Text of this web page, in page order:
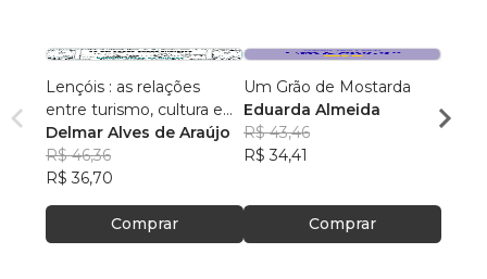
Lençóis : as relações
entre turismo, cultura e
ambiente
Delmar Alves de Araújo
R$ 46,36
R$ 36,70
Comprar
Um Grão de Mostarda
Eduarda Almeida
R$ 43,46
R$ 34,41
Comprar
Aulas